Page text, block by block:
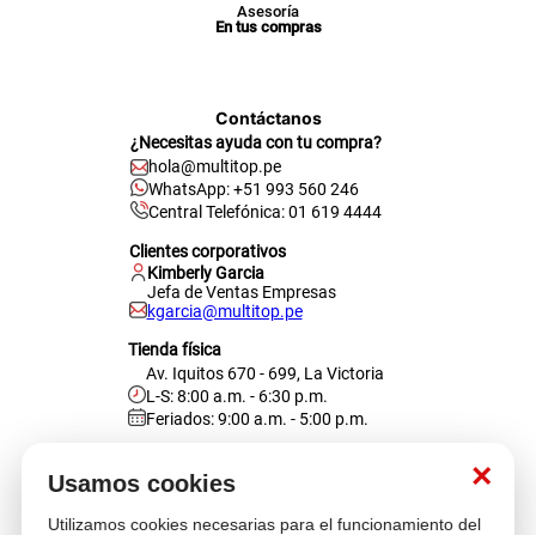
×
Usamos cookies
Utilizamos cookies necesarias para el funcionamiento del
Asesoría
En tus compras
Contáctanos
¿Necesitas ayuda con tu compra?
hola@multitop.pe
WhatsApp: +51 993 560 246
Central Telefónica: 01 619 4444
Clientes corporativos
Kimberly Garcia
Jefa de Ventas Empresas
kgarcia@multitop.pe
Tienda física
Av. Iquitos 670 - 699, La Victoria
L-S: 8:00 a.m. - 6:30 p.m.
Feriados: 9:00 a.m. - 5:00 p.m.